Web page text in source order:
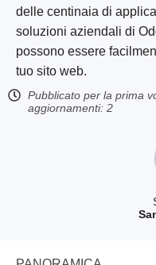
delle centinaia di
soluzioni aziendali di
possono essere
tuo sito web.
Pubblicato per la prima
aggiornamenti: 2